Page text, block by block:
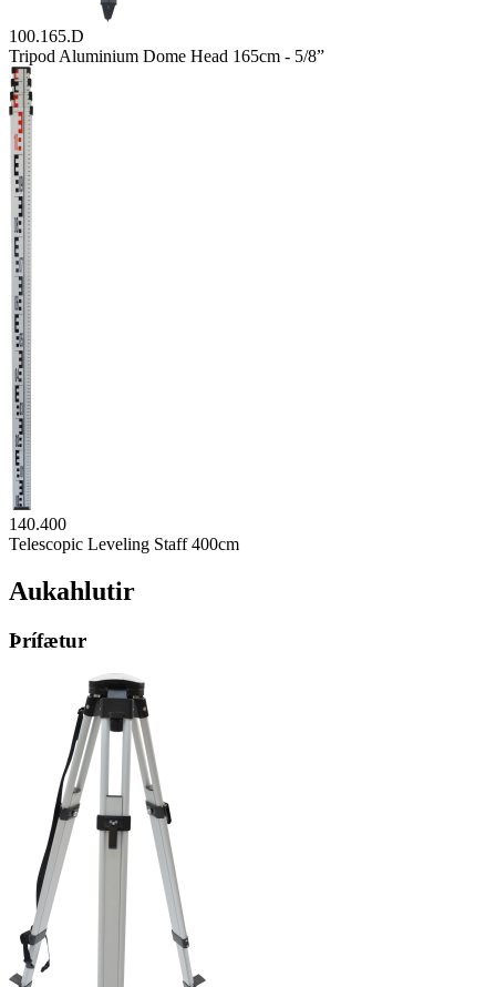
100.165.D
Tripod Aluminium Dome Head 165cm - 5/8”
140.400
Telescopic Leveling Staff 400cm
Aukahlutir
Þrífætur